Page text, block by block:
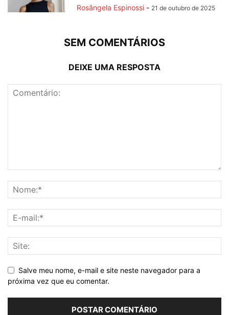
Rosângela Espinossi - 21 de outubro de 2025
SEM COMENTÁRIOS
DEIXE UMA RESPOSTA
Salve meu nome, e-mail e site neste navegador para a
próxima vez que eu comentar.